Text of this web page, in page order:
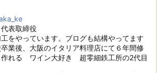
表取締役
をやっています。ブログも結構やってます
業後、大阪のイタリア料理店にて６年間修
れる ワイン大好き 超零細鉄工所の2代目